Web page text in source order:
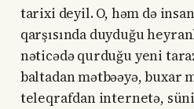
tarixi deyil. O, həm də
qarşısında duyduğu
nəticədə qurduğu yeni
baltadan mətbəəyə, buxar
teleqrafdan internetə,